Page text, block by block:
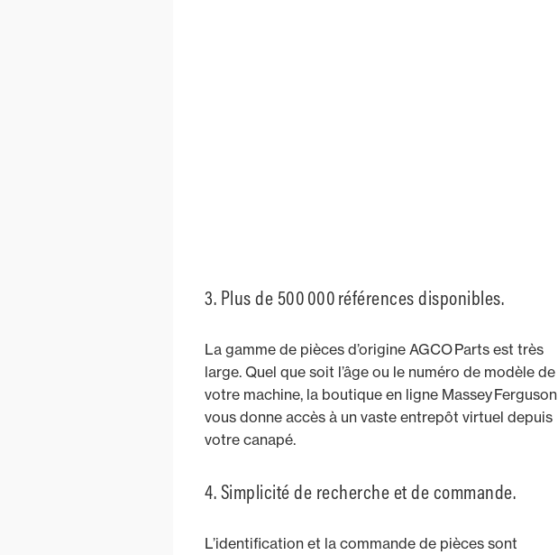
3. Plus de 500 000 références disponibles.
La gamme de pièces d’origine AGCO Parts est très
large. Quel que soit l’âge ou le numéro de modèle de
votre machine, la boutique en ligne Massey Ferguson
vous donne accès à un vaste entrepôt virtuel depuis
votre canapé.
4. Simplicité de recherche et de commande.
L’identification et la commande de pièces sont